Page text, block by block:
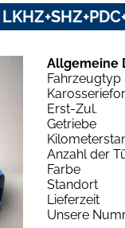
Allgemeine
Fahrzeugtyp
Erst-Zul.
Getriebe
Anzahl der
Farbe
Standort
Lieferzeit
Unsere